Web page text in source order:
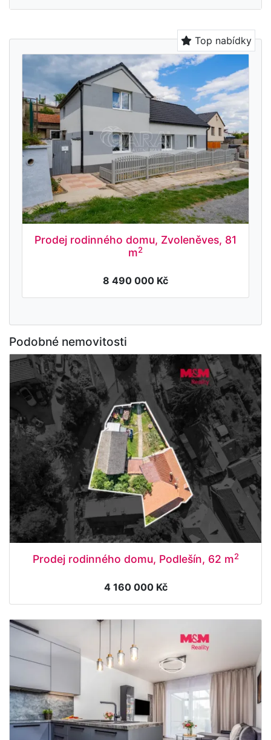
Top nabídky
Prodej rodinného domu, Zvoleněves, 81
m2
8 490 000 Kč
Podobné nemovitosti
Prodej rodinného domu, Podlešín, 62 m2
4 160 000 Kč